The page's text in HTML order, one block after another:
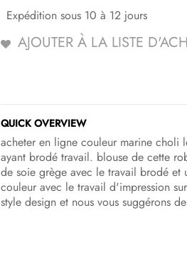
Expédition sous 10 à 12 jours
AJOUTER À LA LISTE
QUICK OVERVIEW
acheter en ligne couleur marine choli
ayant brodé travail. blouse de cette
de soie grège avec le travail brodé et
couleur avec le travail d'impression
style design et nous vous suggérons